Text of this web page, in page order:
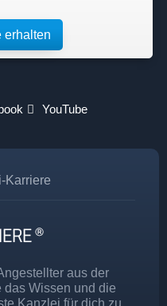
erhalten
YouTube
Karriere
aus der
das Wissen und die
Kanzlei für dich zu